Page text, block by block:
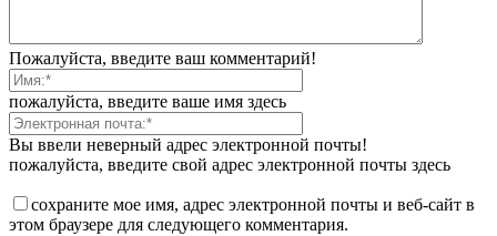
Пожалуйста, введите ваш комментарий!
пожалуйста, введите ваше имя здесь
Вы ввели неверный адрес электронной почты!
пожалуйста, введите свой адрес электронной почты здесь
сохраните мое имя, адрес электронной почты и веб-сайт в
этом браузере для следующего комментария.